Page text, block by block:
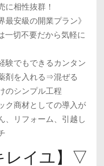
に相性抜群！
最安級の開業プラン》
一切不要だから気軽に
験でもできるカンタン
剤を入れる⇒混ぜる
のシンプル工程
ク商材としての導入が
、リフォーム、引越し
レイユ】▽